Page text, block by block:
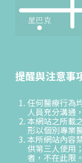
提醒與注意事
任何醫療行為
人員充分溝通
本網站之所載
形以個別專業
本所網站內容
供第三人使用
者，不在此限。